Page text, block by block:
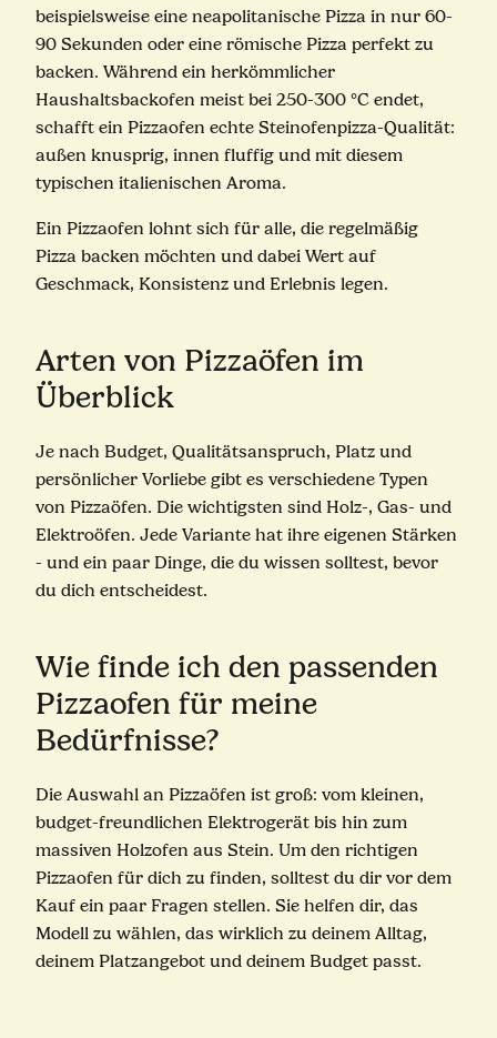
beispielsweise eine neapolitanische Pizza in nur 60-
90 Sekunden oder eine römische Pizza perfekt zu
backen. Während ein herkömmlicher
Haushaltsbackofen meist bei 250-300 °C endet,
schafft ein Pizzaofen echte Steinofenpizza-Qualität:
außen knusprig, innen fluffig und mit diesem
typischen italienischen Aroma.
Ein Pizzaofen lohnt sich für alle, die regelmäßig
Pizza backen möchten und dabei Wert auf
Geschmack, Konsistenz und Erlebnis legen.
Arten von Pizzaöfen im
Überblick
Je nach Budget, Qualitätsanspruch, Platz und
persönlicher Vorliebe gibt es verschiedene Typen
von Pizzaöfen. Die wichtigsten sind Holz-, Gas- und
Elektroöfen. Jede Variante hat ihre eigenen Stärken
- und ein paar Dinge, die du wissen solltest, bevor
du dich entscheidest.
Wie finde ich den passenden
Pizzaofen für meine
Bedürfnisse?
Die Auswahl an Pizzaöfen ist groß: vom kleinen,
budget-freundlichen Elektrogerät bis hin zum
massiven Holzofen aus Stein. Um den richtigen
Pizzaofen für dich zu finden, solltest du dir vor dem
Kauf ein paar Fragen stellen. Sie helfen dir, das
Modell zu wählen, das wirklich zu deinem Alltag,
deinem Platzangebot und deinem Budget passt.